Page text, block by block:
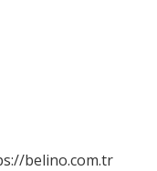
belino.com.tr